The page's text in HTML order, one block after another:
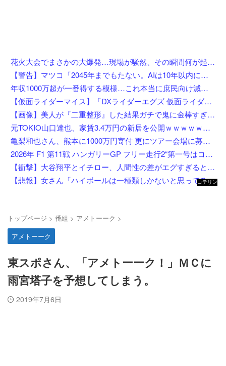
花火大会でまさかの大爆発…現場が騒然、その瞬間何が起きたのか
【警告】マツコ「2045年までもたない。AIは10年以内に来るぞ」
年収1000万超が一番得する模様…これ本当に庶民向け減税か？
【仮面ライダーマイス】「DXライダーエグズ 仮面ライダーストア東京セット」仮面ライダーストアで発売決定
【画像】美人が『二重整形』した結果ガチで鬼に金棒すぎるwwwwwww
元TOKIO山口達也、家賃3.4万円の新居を公開ｗｗｗｗｗｗｗｗ
亀梨和也さん、熊本に1000万円寄付 更にツアー会場に募金箱設置
2026年 F1 第11戦 ハンガリーGP フリー走行2“第一号はコラピント”
【衝撃】大谷翔平とイチロー、人間性の差がエグすぎると話題に←お前らコレ見てどう思う？？？？？？
【悲報】女さん「ハイボールは一種類しかないと思ってると恥かくよ」←まさかお前ら知らない訳ないよな？？？？？？？
コテリン
トップページ > 番組 > アメトーーク >
アメトーーク
東スポさん、「アメトーーク！」ＭＣに
雨宮塔子を予想してしまう。
2019年7月6日